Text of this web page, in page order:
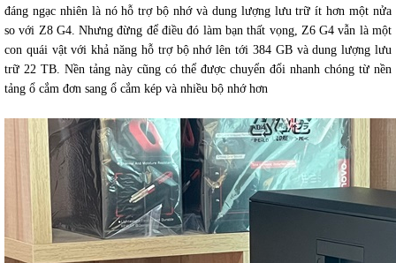
đáng ngạc nhiên là nó hỗ trợ bộ nhớ và dung lượng lưu trữ ít hơn một nửa
so với Z8 G4. Nhưng đừng để điều đó làm bạn thất vọng, Z6 G4 vẫn là một
con quái vật với khả năng hỗ trợ bộ nhớ lên tới 384 GB và dung lượng lưu
trữ 22 TB. Nền tảng này cũng có thể được chuyển đổi nhanh chóng từ nền
tảng ổ cắm đơn sang ổ cắm kép và nhiều bộ nhớ hơn